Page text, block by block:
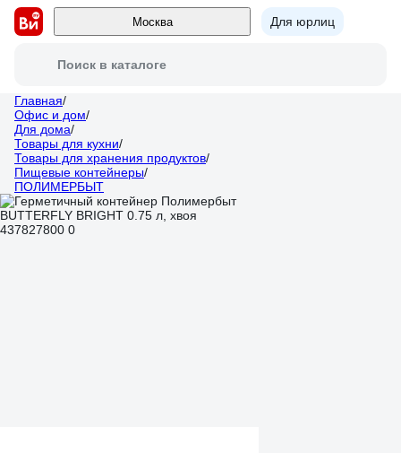
Москва Для юрлиц
Поиск в каталоге
Главная/
Офис и дом/
Для дома/
Товары для кухни/
Товары для хранения продуктов/
Пищевые контейнеры/
ПОЛИМЕРБЫТ